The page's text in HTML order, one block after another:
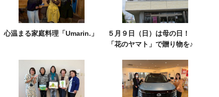
心温まる家庭料理「Umarin.」
５月９日（日）は母の日！
「花のヤマト」で贈り物を♪